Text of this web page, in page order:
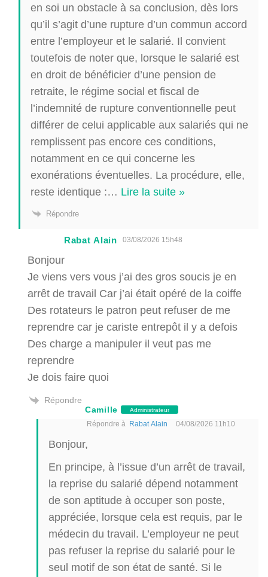
en soi un obstacle à sa conclusion, dès lors
qu’il s’agit d’une rupture d’un commun accord
entre l’employeur et le salarié. Il convient
toutefois de noter que, lorsque le salarié est
en droit de bénéficier d’une pension de
retraite, le régime social et fiscal de
l’indemnité de rupture conventionnelle peut
différer de celui applicable aux salariés qui ne
remplissent pas encore ces conditions,
notamment en ce qui concerne les
exonérations éventuelles. La procédure, elle,
reste identique :… Lire la suite »
Répondre
Rabat Alain 03/08/2026 15h48
Bonjour
Je viens vers vous j’ai des gros soucis je en
arrêt de travail Car j’ai était opéré de la coiffe
Des rotateurs le patron peut refuser de me
reprendre car je cariste entrepôt il y a defois
Des charge a manipuler il veut pas me
reprendre
Je dois faire quoi
Répondre
Camille
Administrateur
Répondre à Rabat Alain 04/08/2026 11h10
Bonjour,
En principe, à l’issue d’un arrêt de travail,
la reprise du salarié dépend notamment
de son aptitude à occuper son poste,
appréciée, lorsque cela est requis, par le
médecin du travail. L’employeur ne peut
pas refuser la reprise du salarié pour le
seul motif de son état de santé. Si le